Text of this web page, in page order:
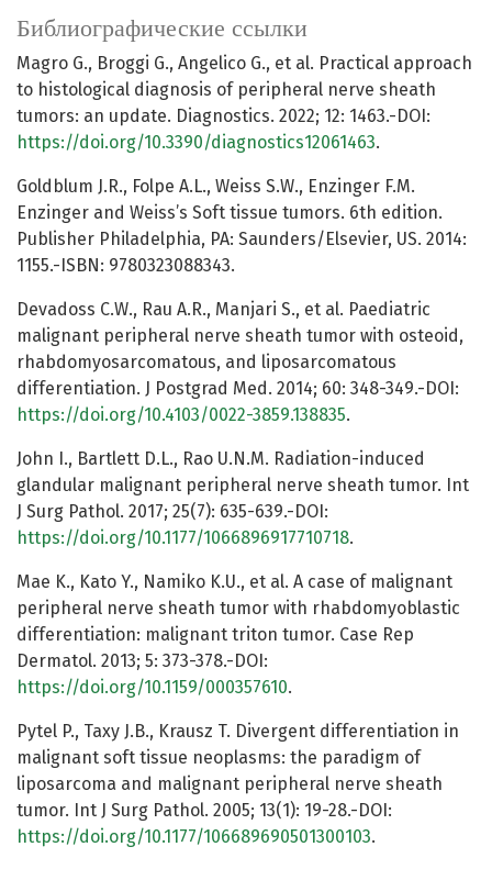
Библиографические ссылки
Magro G., Broggi G., Angelico G., et al. Practical approach
to histological diagnosis of peripheral nerve sheath
tumors: an update. Diagnostics. 2022; 12: 1463.-DOI:
https://doi.org/10.3390/diagnostics12061463.
Goldblum J.R., Folpe A.L., Weiss S.W., Enzinger F.M.
Enzinger and Weiss’s Soft tissue tumors. 6th edition.
Publisher Philadelphia, PA: Saunders/Elsevier, US. 2014:
1155.-ISBN: 9780323088343.
Devadoss C.W., Rau A.R., Manjari S., et al. Paediatric
malignant peripheral nerve sheath tumor with osteoid,
rhabdomyosarcomatous, and liposarcomatous
differentiation. J Postgrad Med. 2014; 60: 348-349.-DOI:
https://doi.org/10.4103/0022-3859.138835.
John I., Bartlett D.L., Rao U.N.M. Radiation-induced
glandular malignant peripheral nerve sheath tumor. Int
J Surg Pathol. 2017; 25(7): 635-639.-DOI:
https://doi.org/10.1177/1066896917710718.
Mae K., Kato Y., Namiko K.U., et al. A case of malignant
peripheral nerve sheath tumor with rhabdomyoblastic
differentiation: malignant triton tumor. Case Rep
Dermatol. 2013; 5: 373-378.-DOI:
https://doi.org/10.1159/000357610.
Pytel P., Taxy J.B., Krausz T. Divergent differentiation in
malignant soft tissue neoplasms: the paradigm of
liposarcoma and malignant peripheral nerve sheath
tumor. Int J Surg Pathol. 2005; 13(1): 19-28.-DOI:
https://doi.org/10.1177/106689690501300103.